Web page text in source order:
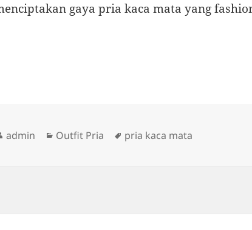
gaya pria kaca mata yang
Author
admin Categories
Outfit Pria Tags
pria kaca mata